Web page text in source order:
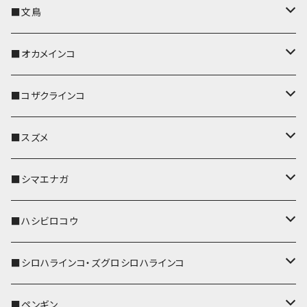
キーカバー
キーホルダー
パスケース
リール付きストラップ
リールのみ
ストラップ付
IDカードホルダー
キーケース
名刺入れ・カードケース
コインケース
■文鳥
キーカバー
キーホルダー
パスケース
リール付きストラップ
リールのみ
ストラップ付
キーケース
名刺入れ・カードケース
メガネケース
■オカメインコ
キーカバー
キーホルダー
パスケース
IDカードホルダー
リール付きストラップ
リールのみ
キーケース
■コザクラインコ
キーカバー
キーホルダー
パスケース
リール付きストラップ
リールのみ
メガネケース
■スズメ
キーカバー
キーホルダー
パスケース
リール付きストラップ
■シマエナガ
キーカバー
キーホルダー
パスケース
■ハシビロコウ
キーカバー
キーホルダー
■シロハラインコ・ズグロシロハラインコ
キーカバー
■ペンギン